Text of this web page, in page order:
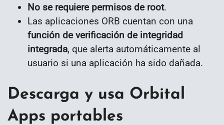
No se requiere permisos de root.
Las aplicaciones ORB cuentan con una
función de verificación de integridad
integrada, que alerta automáticamente al
usuario si una aplicación ha sido dañada.
Descarga y usa Orbital
Apps portables